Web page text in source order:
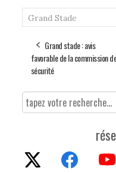
Grand Stade
Grand stade : avis
favorable de la commission de
sécurité